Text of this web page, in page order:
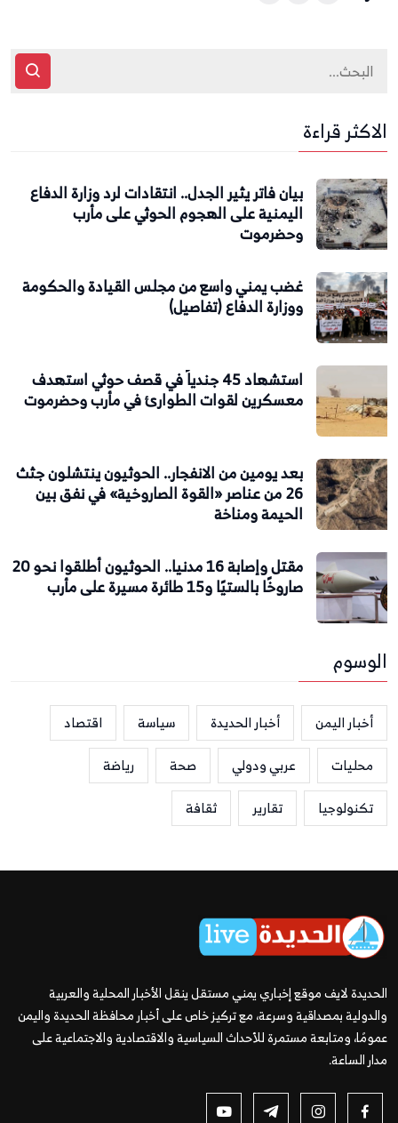
الاكثر قراءة
بيان فاتر يثير الجدل.. انتقادات لرد وزارة الدفاع
اليمنية على الهجوم الحوثي على مأرب
وحضرموت
غضب يمني واسع من مجلس القيادة والحكومة
ووزارة الدفاع (تفاصيل)
استشهاد 45 جندياً في قصف حوثي استهدف
معسكرين لقوات الطوارئ في مأرب وحضرموت
بعد يومين من الانفجار.. الحوثيون ينتشلون جثث
26 من عناصر «القوة الصاروخية» في نفق بين
الحيمة ومناخة
مقتل وإصابة 16 مدنيا.. الحوثيون أطلقوا نحو 20
صاروخًا بالستيًا و15 طائرة مسيرة على مأرب
الوسوم
أخبار اليمن أخبار الحديدة سياسة
اقتصاد
محليات
عربي ودولي صحة
رياضة
تكنولوجيا
تقارير ثقافة
الحديدة لايف موقع إخباري يمني مستقل ينقل الأخبار المحلية والعربية
والدولية بمصداقية وسرعة، مع تركيز خاص على أخبار محافظة الحديدة واليمن
عمومًا، ومتابعة مستمرة للأحداث السياسية والاقتصادية والاجتماعية على
مدار الساعة.